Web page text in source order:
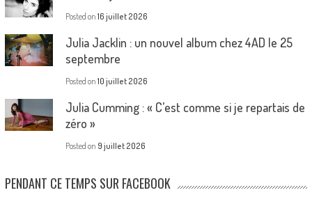
Posted on 16 juillet 2026
Julia Jacklin : un nouvel album chez 4AD le 25
septembre
Posted on 10 juillet 2026
Julia Cumming : « C’est comme si je repartais de
zéro »
Posted on 9 juillet 2026
PENDANT CE TEMPS SUR FACEBOOK